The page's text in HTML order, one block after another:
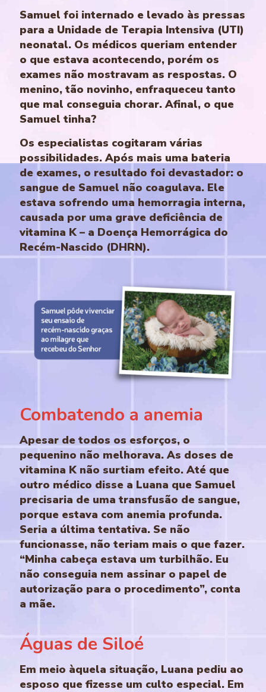
Samuel foi internado e levado às pressas
para a Unidade de Terapia Intensiva (UTI)
neonatal. Os médicos queriam entender
o que estava acontecendo, porém os
exames não mostravam as respostas. O
menino, tão novinho, enfraqueceu tanto
que mal conseguia chorar. Afinal, o que
Samuel tinha?
Os especialistas cogitaram várias
possibilidades. Após mais uma bateria
de exames, o resultado foi devastador: o
sangue de Samuel não coagulava. Ele
estava sofrendo uma hemorragia interna,
causada por uma grave deficiência de
vitamina K – a Doença Hemorrágica do
Recém-Nascido (DHRN).
Combatendo a anemia
Apesar de todos os esforços, o
pequenino não melhorava. As doses de
vitamina K não surtiam efeito. Até que
outro médico disse a Luana que Samuel
precisaria de uma transfusão de sangue,
porque estava com anemia profunda.
Seria a última tentativa. Se não
funcionasse, não teriam mais o que fazer.
“Minha cabeça estava um turbilhão. Eu
não conseguia nem assinar o papel de
autorização para o procedimento”, conta
a mãe.
Águas de Siloé
Em meio àquela situação, Luana pediu ao
esposo que fizesse um culto especial. Em